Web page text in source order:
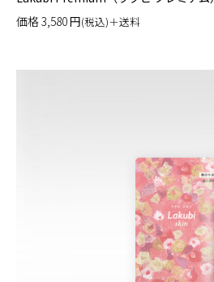
価格3,580円(税込)＋送料